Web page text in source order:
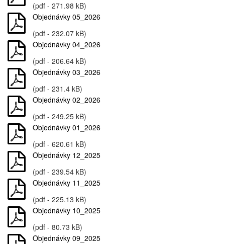
(pdf - 271.98 kB)
Objednávky 05_2026
(pdf - 232.07 kB)
Objednávky 04_2026
(pdf - 206.64 kB)
Objednávky 03_2026
(pdf - 231.4 kB)
Objednávky 02_2026
(pdf - 249.25 kB)
Objednávky 01_2026
(pdf - 620.61 kB)
Objednávky 12_2025
(pdf - 239.54 kB)
Objednávky 11_2025
(pdf - 225.13 kB)
Objednávky 10_2025
(pdf - 80.73 kB)
Objednávky 09_2025